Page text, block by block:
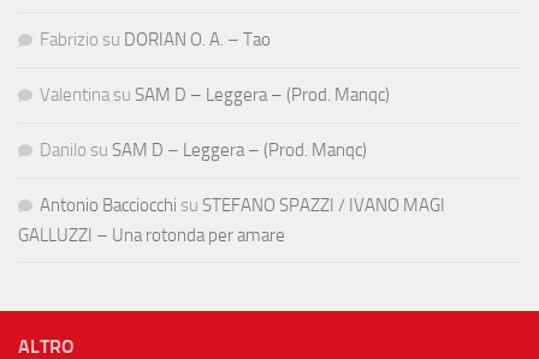
Fabrizio su DORIAN O. A. – Tao
Valentina su SAM D – Leggera – (Prod. Manqc)
Danilo su SAM D – Leggera – (Prod. Manqc)
Antonio Bacciocchi su STEFANO SPAZZI / IVANO MAGI
GALLUZZI – Una rotonda per amare
ALTRO